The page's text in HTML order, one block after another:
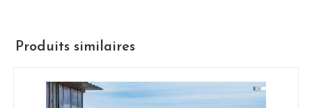
Produits similaires